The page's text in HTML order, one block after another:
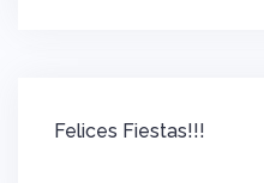
Navegación
Felices Fiestas!!!